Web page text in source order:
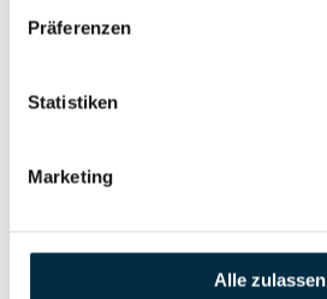
Präferenzen
Statistiken
Marketing
Alle zulassen
Wirtschaftlich